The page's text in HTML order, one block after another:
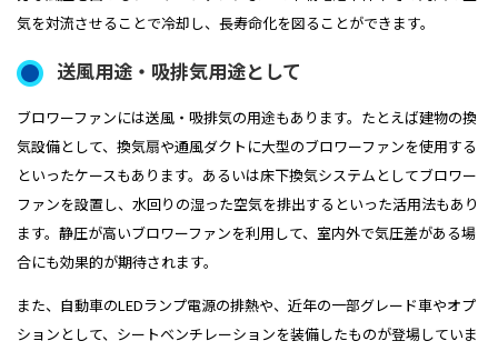
気を対流させることで冷却し、長寿命化を図ることができます。
送風用途・吸排気用途として
ブロワーファンには送風・吸排気の用途もあります。たとえば建物の換
気設備として、換気扇や通風ダクトに大型のブロワーファンを使用する
といったケースもあります。あるいは床下換気システムとしてブロワー
ファンを設置し、水回りの湿った空気を排出するといった活用法もあり
ます。静圧が高いブロワーファンを利用して、室内外で気圧差がある場
合にも効果的が期待されます。
また、自動車のLEDランプ電源の排熱や、近年の一部グレード車やオプ
ションとして、シートベンチレーションを装備したものが登場していま